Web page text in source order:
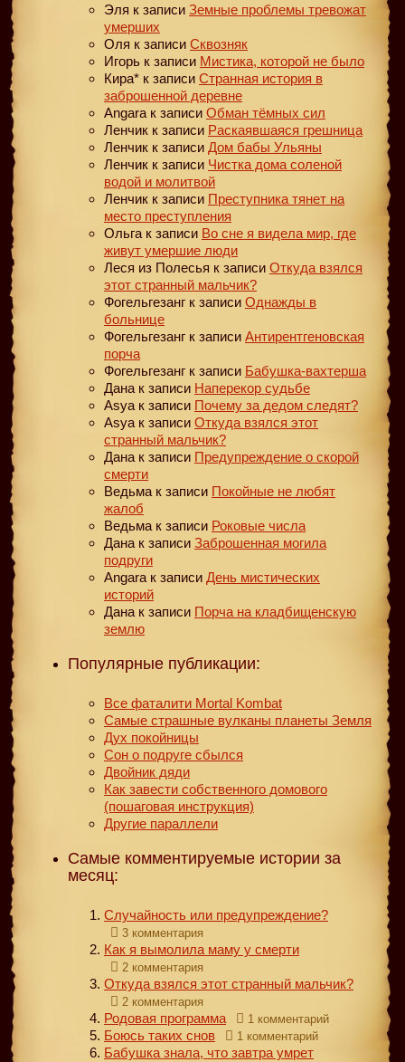
Эля к записи Земные проблемы тревожат
умерших
Оля к записи Сквозняк
Игорь к записи Мистика, которой не было
Кира* к записи Странная история в
заброшенной деревне
Angara к записи Обман тёмных сил
Ленчик к записи Раскаявшаяся грешница
Ленчик к записи Дом бабы Ульяны
Ленчик к записи Чистка дома соленой
водой и молитвой
Ленчик к записи Преступника тянет на
место преступления
Ольга к записи Во сне я видела мир, где
живут умершие люди
Леся из Полесья к записи Откуда взялся
этот странный мальчик?
Фогельгезанг к записи Однажды в
больнице
Фогельгезанг к записи Антирентгеновская
порча
Фогельгезанг к записи Бабушка-вахтерша
Дана к записи Наперекор судьбе
Asya к записи Почему за дедом следят?
Asya к записи Откуда взялся этот
странный мальчик?
Дана к записи Предупреждение о скорой
смерти
Ведьма к записи Покойные не любят
жалоб
Ведьма к записи Роковые числа
Дана к записи Заброшенная могила
подруги
Angara к записи День мистических
историй
Дана к записи Порча на кладбищенскую
землю
Популярные публикации:
Все фаталити Mortal Kombat
Самые страшные вулканы планеты Земля
Дух покойницы
Сон о подруге сбылся
Двойник дяди
Как завести собственного домового
(пошаговая инструкция)
Другие параллели
Самые комментируемые истории за
месяц:
Случайность или предупреждение?
3 комментария
Как я вымолила маму у смерти
2 комментария
Откуда взялся этот странный мальчик?
2 комментария
Родовая программа 1 комментарий
Боюсь таких снов 1 комментарий
Бабушка знала, что завтра умрет